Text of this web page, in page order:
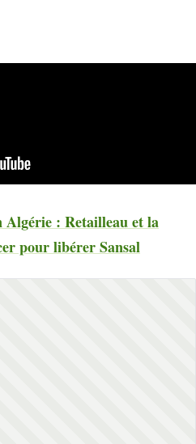
Algérie : Retailleau et la
pour libérer Sansal